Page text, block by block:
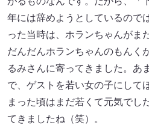
年には辞めようとしているので
った当時は、ホランちゃんがま
だんだんホランちゃんのもんく
るみさんに寄ってきました。あ
で、ゲストを若い女の子にして
まった頃はまだ若くて元気でし
てきましたね（笑）。